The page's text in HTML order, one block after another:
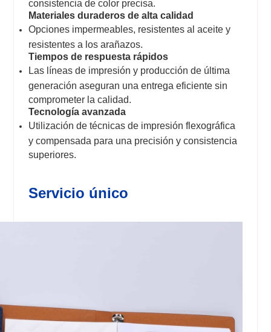
consistencia de color precisa.
Materiales duraderos de alta calidad
Opciones impermeables, resistentes al aceite y
resistentes a los arañazos.
Tiempos de respuesta rápidos
Las líneas de impresión y producción de última
generación aseguran una entrega eficiente sin
comprometer la calidad.
Tecnología avanzada
Utilización de técnicas de impresión flexográfica
y compensada para una precisión y consistencia
superiores.
Servicio único